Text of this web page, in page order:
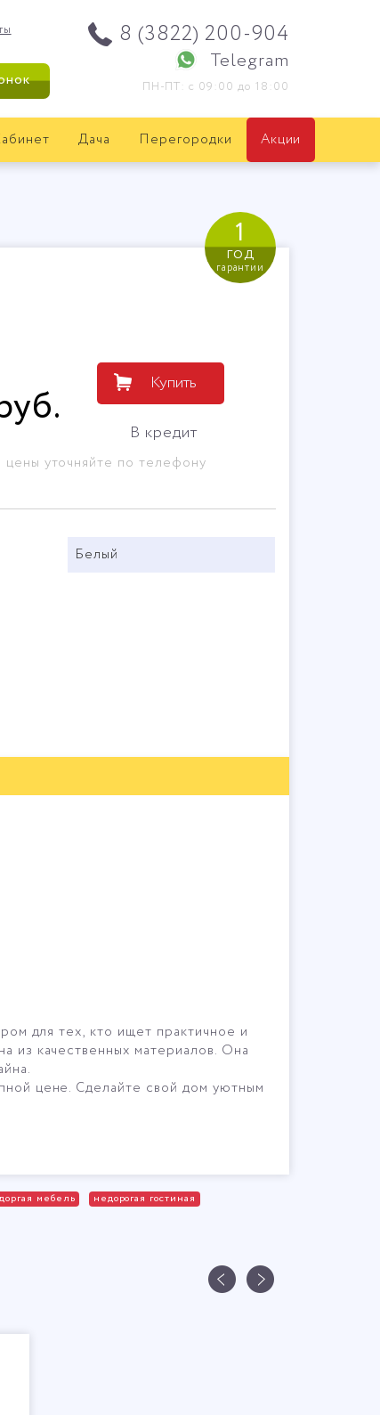
8 (3822) 200-904
Telegram
ПН-ПТ: с 09:00 до 18:00
Дача Перегородки
Акции
1
год
гарантии
. Купить
В кредит
цены уточняйте по телефону
Белый
для тех, кто ищет практичное и
из качественных материалов. Она
цене. Сделайте свой дом уютным
мебель
недорогая гостиная